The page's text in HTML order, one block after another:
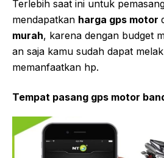
Terlebih saat ini untuk
mendapatkan harga gps motor
murah, karena dengan budget
an saja kamu sudah dapat
memanfaatkan hp.
Tempat pasang gps motor